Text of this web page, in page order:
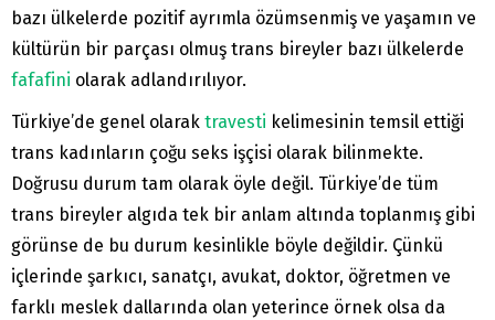
bazı ülkelerde pozitif ayrımla özümsenmiş ve yaşamın ve
kültürün bir parçası olmuş trans bireyler bazı ülkelerde
fafafini olarak adlandırılıyor.
Türkiye’de genel olarak travesti kelimesinin temsil ettiği
trans kadınların çoğu seks işçisi olarak bilinmekte.
Doğrusu durum tam olarak öyle değil. Türkiye’de tüm
trans bireyler algıda tek bir anlam altında toplanmış gibi
görünse de bu durum kesinlikle böyle değildir. Çünkü
içlerinde şarkıcı, sanatçı, avukat, doktor, öğretmen ve
farklı meslek dallarında olan yeterince örnek olsa da